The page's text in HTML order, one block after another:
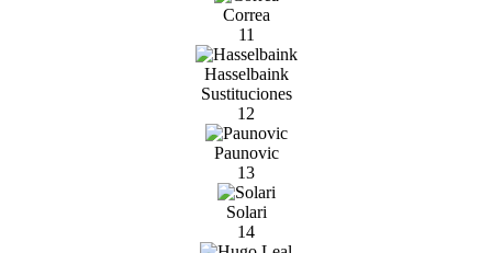
Correa
11
Hasselbaink
Sustituciones
12
Paunovic
13
Solari
14